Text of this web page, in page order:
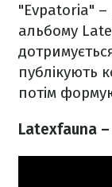
"Evpatoria" –
альбому
публікують
потім
Latexfauna